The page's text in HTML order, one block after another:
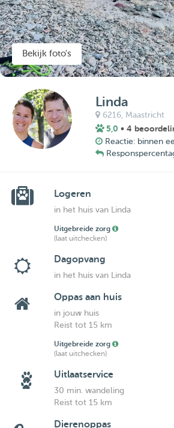
Bekijk foto's
Linda
6216, Maastricht
5,0 • 4
Reactie: binnen
Logeren
in het huis van Linda
Uitgebreide zorg
(laat uitchecken)
Dagopvang
in het huis van Linda
Oppas aan huis
in jouw huis
Reist tot 15 km
Uitgebreide zorg
(laat uitchecken)
Uitlaatservice
30 min. wandeling
Reist tot 15 km
Dierenoppas